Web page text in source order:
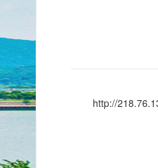
http://
长